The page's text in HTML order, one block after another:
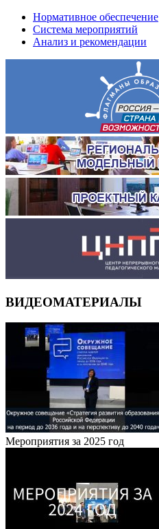
Нормативное обеспечение
Система мероприятий
Анализ и рекомендации
ВИДЕОМАТЕРИАЛЫ
Мероприятия за 2025 год